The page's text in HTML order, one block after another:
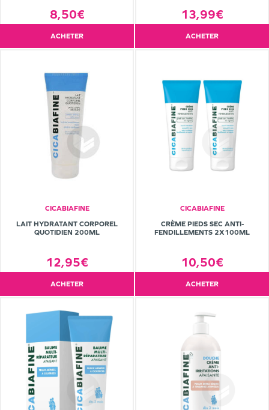
8,50€
ACHETER
13,99€
ACHETER
CICABIAFINE
LAIT HYDRATANT CORPOREL
QUOTIDIEN 200ML
12,95€
ACHETER
CICABIAFINE
CRÈME PIEDS SEC ANTI-
FENDILLEMENTS 2X100ML
10,50€
ACHETER